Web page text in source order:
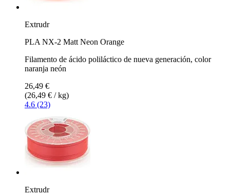
Extrudr
PLA NX-2 Matt Neon Orange
Filamento de ácido poliláctico de nueva generación, color
naranja neón
26,49 €
(26,49 € / kg)
4.6 (23)
Extrudr